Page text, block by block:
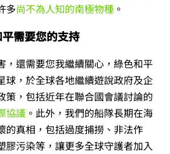
多尚不為人知的南極物種 。
需要您的支持
，還需要您我繼續關心，綠色和平
球，於全球各地繼續遊說政府及企
策，包括近年在聯合國會議討論的
協議 。此外，我們的船隊長期在海
的真相，包括過度捕撈、非法作
膠污染等，讓更多全球守護者加入